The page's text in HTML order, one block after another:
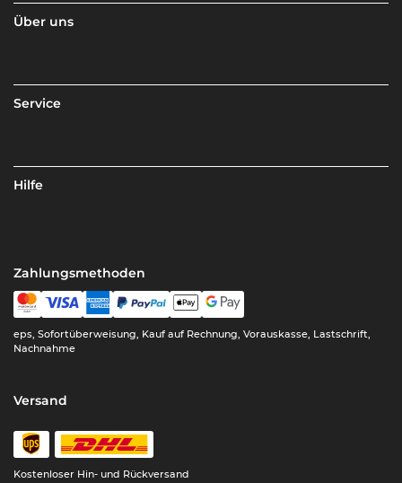
Über uns
Service
Hilfe
Zahlungsmethoden
eps, Sofortüberweisung, Kauf auf Rechnung, Vorauskasse, Lastschrift,
Nachnahme
Versand
Kostenloser Hin- und Rückversand